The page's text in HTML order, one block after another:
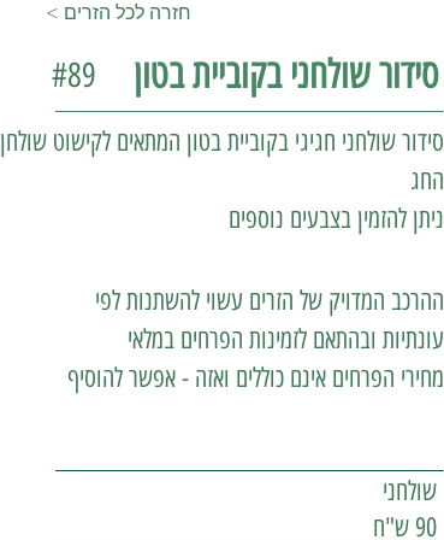
שולחני
90 ש"ח
סידור שולחני בקוביית בטון
ההרכב המדויק של הזרים עשוי להשתנות לפי
עונתיות ובהתאם לזמינות הפרחים במלאי
מחירי הפרחים אינם כוללים ואזה - אפשר להוסיף
סידור שולחני חגיגי בקוביית בטון המתאים לקישוט שולחן
החג
ניתן להזמין בצבעים נוספים
< חזרה לכל הזרים
#89